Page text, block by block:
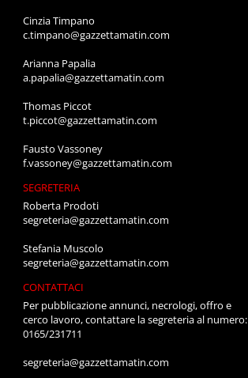
Cinzia Timpano
c.timpano@gazzettamatin.com
Arianna Papalia
a.papalia@gazzettamatin.com
Thomas Piccot
t.piccot@gazzettamatin.com
Fausto Vassoney
f.vassoney@gazzettamatin.com
SEGRETERIA
Roberta Prodoti
segreteria@gazzettamatin.com
Stefania Muscolo
segreteria@gazzettamatin.com
CONTATTACI
Per pubblicazione annunci, necrologi, offro e
cerco lavoro, contattare la segreteria al numero:
0165/231711
segreteria@gazzettamatin.com